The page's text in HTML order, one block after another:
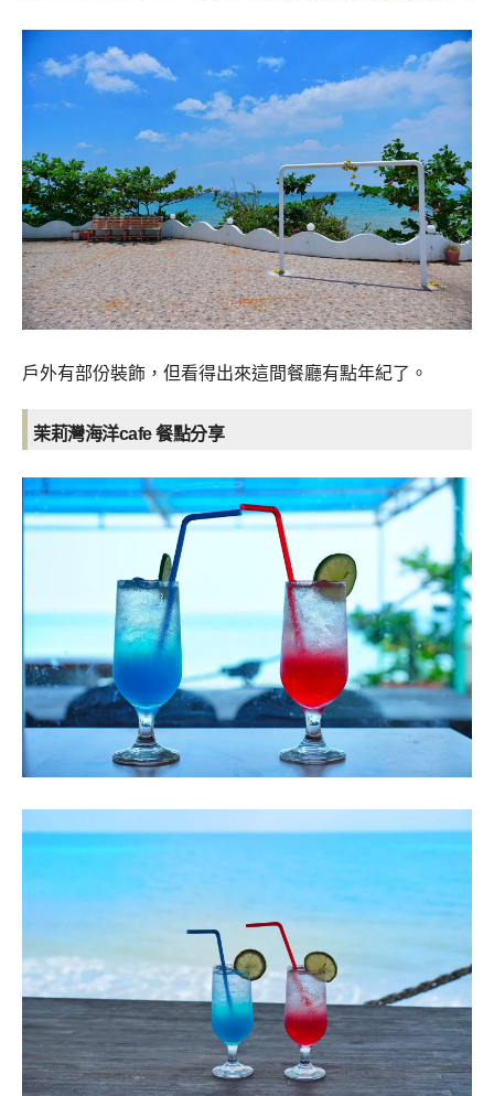
戶外有部份裝飾，但看得出來這間餐廳有點年紀了。
茉莉灣海洋cafe 餐點分享